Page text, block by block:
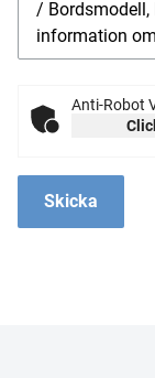
Anti-Robot
Skicka